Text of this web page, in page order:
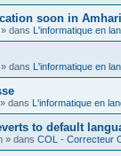
soon in
» dans L'informatique en
» dans L'informatique en
» dans L'informatique en
to default
» dans COL - Correcteur